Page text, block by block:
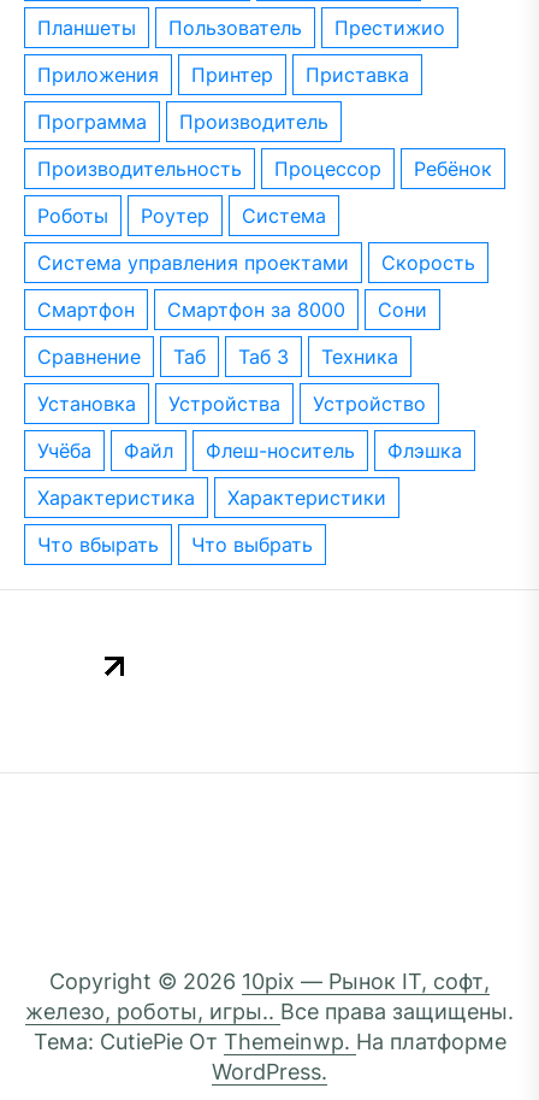
планшеты
пользователь
престижио
приложения
принтер
приставка
программа
производитель
производительность
процессор
ребёнок
роботы
роутер
система
система управления проектами
скорость
смартфон
смартфон за 8000
сони
сравнение
таб таб 3
техника
установка
устройства
устройство
учёба
файл флеш-носитель
флэшка
характеристика
характеристики
что вбырать
что выбрать
Copyright © 2026 10pix — Рынок IT, софт,
железо, роботы, игры.. Все права защищены.
Тема: CutiePie От Themeinwp. На платформе
WordPress.